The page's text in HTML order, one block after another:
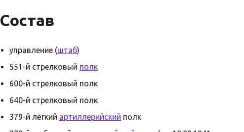
Состав
управление (штаб)
551-й стрелковый полк
600-й стрелковый полк
640-й стрелковый полк
379-й лёгкий артиллерийский полк